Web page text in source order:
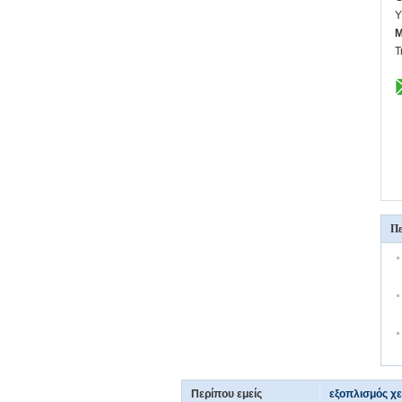
Περίπου εμείς εξοπλισμός